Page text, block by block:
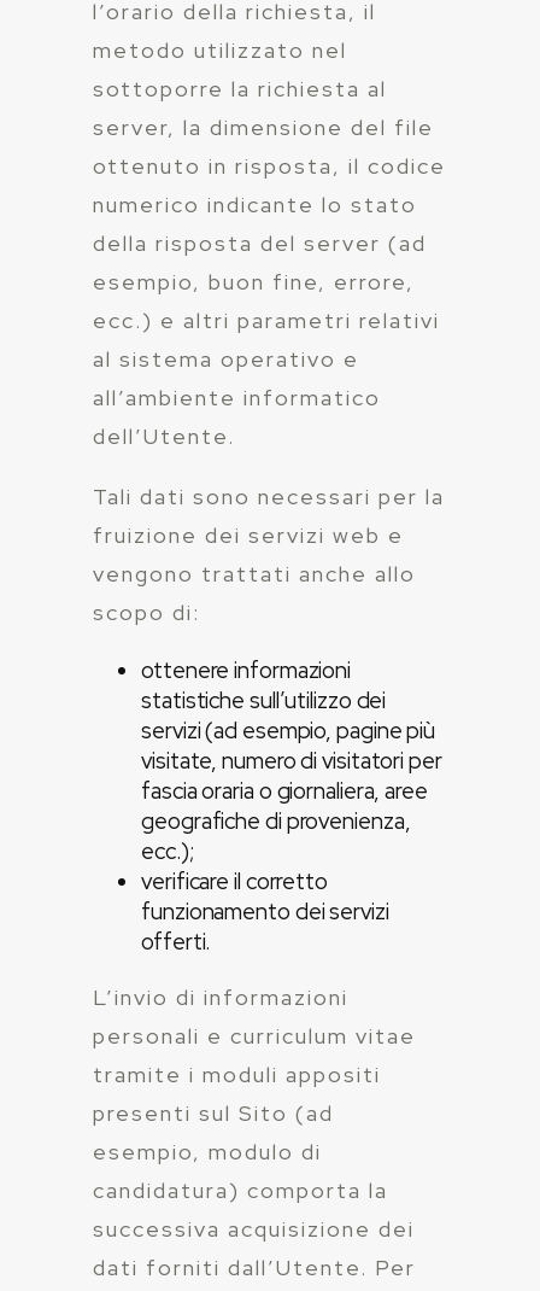
l’orario della richiesta, il
metodo utilizzato nel
sottoporre la richiesta al
server, la dimensione del file
ottenuto in risposta, il codice
numerico indicante lo stato
della risposta del server (ad
esempio, buon fine, errore,
ecc.) e altri parametri relativi
al sistema operativo e
all’ambiente informatico
dell’Utente.
Tali dati sono necessari per la
fruizione dei servizi web e
vengono trattati anche allo
scopo di:
ottenere informazioni
statistiche sull’utilizzo dei
servizi (ad esempio, pagine più
visitate, numero di visitatori per
fascia oraria o giornaliera, aree
geografiche di provenienza,
ecc.);
verificare il corretto
funzionamento dei servizi
offerti.
L’invio di informazioni
personali e curriculum vitae
tramite i moduli appositi
presenti sul Sito (ad
esempio, modulo di
candidatura) comporta la
successiva acquisizione dei
dati forniti dall’Utente. Per